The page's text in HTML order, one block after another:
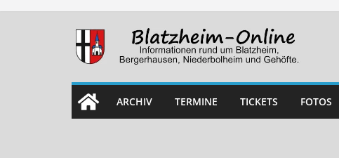
Skip
ARCHIV TERMINE TICKETS FOTOS